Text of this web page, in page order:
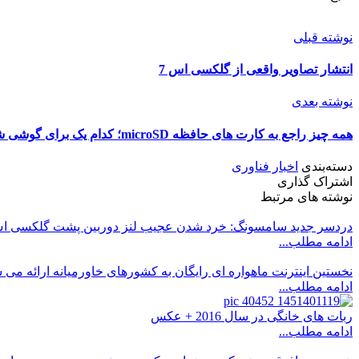
نوشته قبلی
انتشار تصاویر واقعی از گلکسی اس 7
نوشته بعدی
همه چیز راجع به کارت های حافظه microSD؛ کدام یک برای گوشی شما مناسب است؟
دسته‌بندی اخبار فناوری
اشتراک گذاری
نوشته های مرتبط
دردسر جدید سامسونگ: خرد شدن عجیب لنز دوربین پشت گلکسی
ادامه مطلب...
نخستین اینترنت ماهواره ای رایگان به کشورهای خاورمیانه ارائه
ادامه مطلب...
ربات های خانگی در سال 2016 + عکس
ادامه مطلب...